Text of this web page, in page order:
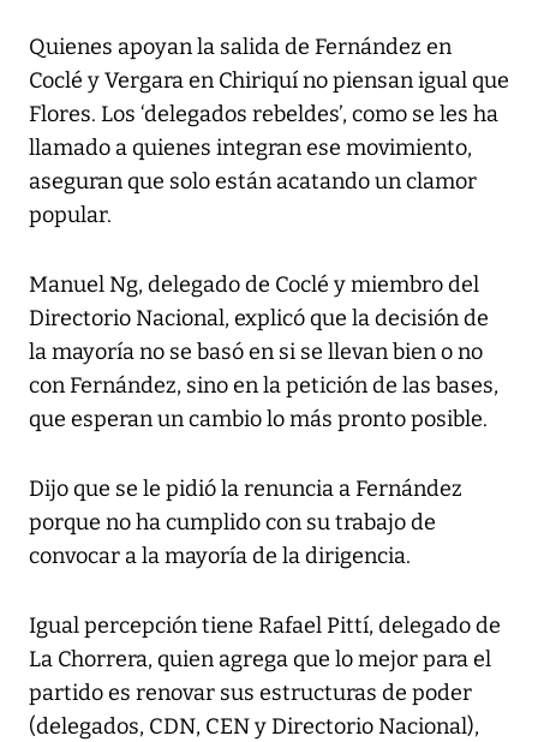
Quienes apoyan la salida de Fernández en
Coclé y Vergara en Chiriquí no piensan igual que
Flores. Los ‘delegados rebeldes’, como se les ha
llamado a quienes integran ese movimiento,
aseguran que solo están acatando un clamor
popular.
Manuel Ng, delegado de Coclé y miembro del
Directorio Nacional, explicó que la decisión de
la mayoría no se basó en si se llevan bien o no
con Fernández, sino en la petición de las bases,
que esperan un cambio lo más pronto posible.
Dijo que se le pidió la renuncia a Fernández
porque no ha cumplido con su trabajo de
convocar a la mayoría de la dirigencia.
Igual percepción tiene Rafael Pittí, delegado de
La Chorrera, quien agrega que lo mejor para el
partido es renovar sus estructuras de poder
(delegados, CDN, CEN y Directorio Nacional),